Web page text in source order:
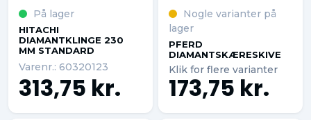
På lager
HITACHI
DIAMANTKLINGE 230
MM STANDARD
Varenr.: 60320123
313,75 kr.
Nogle varianter på
lager
PFERD
DIAMANTSKÆRESKIVE
Klik for flere varianter
173,75 kr.